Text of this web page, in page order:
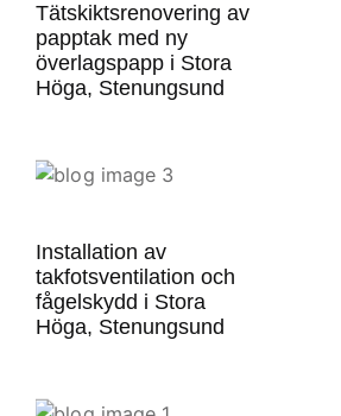
Tätskiktsrenovering av
papptak med ny
överlagspapp i Stora
Höga, Stenungsund
Installation av
takfotsventilation och
fågelskydd i Stora
Höga, Stenungsund